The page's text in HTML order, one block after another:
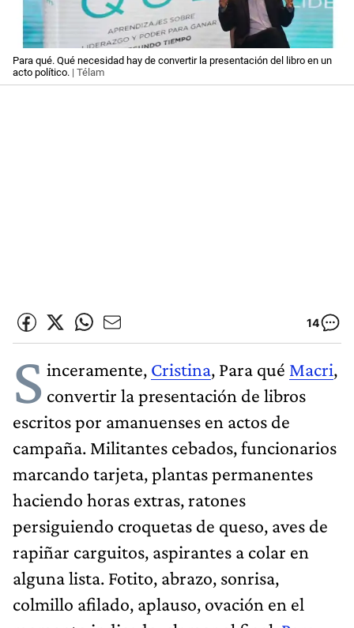
Para qué. Qué necesidad hay de convertir la presentación del libro en un
acto político. | Télam
14
S inceramente, Cristina, Para qué Macri,
convertir la presentación de libros
escritos por amanuenses en actos de
campaña. Militantes cebados, funcionarios
marcando tarjeta, plantas permanentes
haciendo horas extras, ratones
persiguiendo croquetas de queso, aves de
rapiñar carguitos, aspirantes a colar en
alguna lista. Fotito, abrazo, sonrisa,
colmillo afilado, aplauso, ovación en el